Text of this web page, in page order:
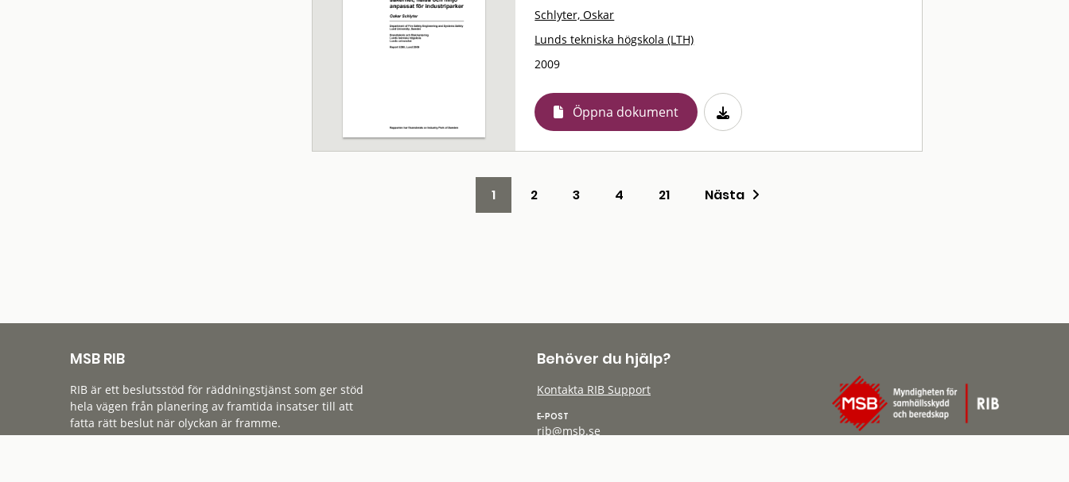
Schlyter, Oskar
Lunds tekniska högskola (LTH)
2009
Öppna dokument
1 2 3 4 21 Nästa
MSB RIB
RIB är ett beslutsstöd för räddningstjänst som ger stöd
hela vägen från planering av framtida insatser till att
fatta rätt beslut när olyckan är framme.
Behöver du hjälp?
Kontakta RIB Support
E-POST
rib@msb.se